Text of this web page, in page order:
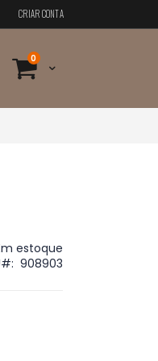
CRIAR CONTA
Cart
0 itens
estoque
908903